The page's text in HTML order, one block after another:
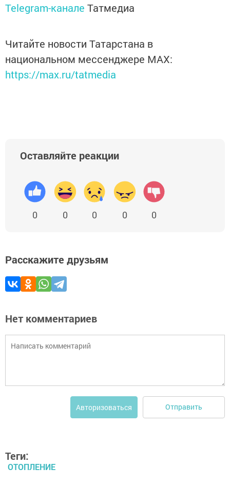
Telegram-канале Татмедиа
Читайте новости Татарстана в
национальном мессенджере MАХ:
https://max.ru/tatmedia
Оставляйте реакции
0 0 0 0 0
Расскажите друзьям
Нет комментариев
Авторизоваться Отправить
Теги:
ОТОПЛЕНИЕ